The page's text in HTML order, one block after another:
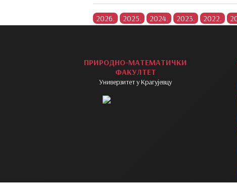
ПРИРОДНО-МАТЕМАТИЧКИ
ФАКУЛТЕТ
Универзитет у Крагујевцу